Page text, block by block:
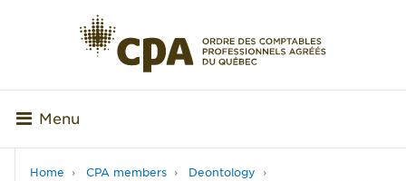
Menu
Home CPA members
Deontology